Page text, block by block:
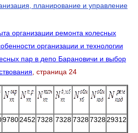
планирование и управление
организации ремонта колесных
организации и технологии
пар в депо Барановичи и выбор
, страница 24
97802452 7328 7328 7328732829312